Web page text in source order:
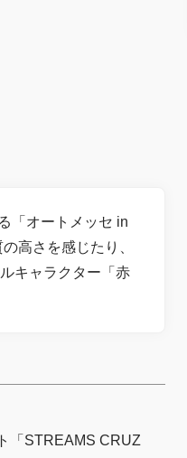
「オートメッセ in
高さを感じたり、
キャラクター「赤
「STREAMS CRUZ